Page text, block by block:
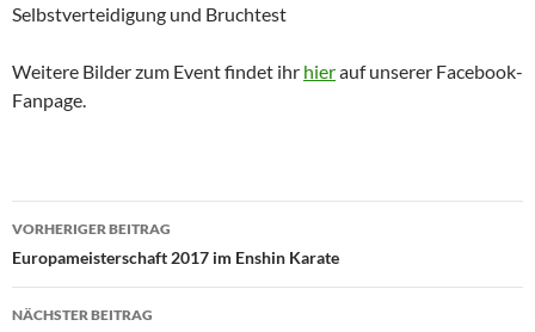
Selbstverteidigung und Bruchtest
Weitere Bilder zum Event findet ihr hierauf unserer Facebook-
Fanpage.
Beitragsnavigation
VORHERIGER BEITRAG
Europameisterschaft 2017 im Enshin Karate
NÄCHSTER BEITRAG